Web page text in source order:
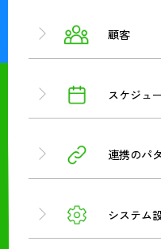
顧客
スケジュ
連携のパ
システム